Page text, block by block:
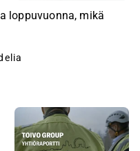
loppuvuonna, mikä